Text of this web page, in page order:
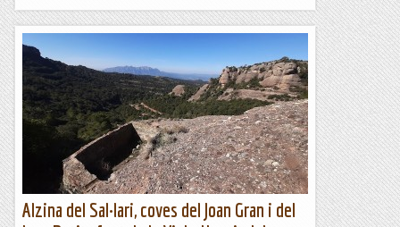
Alzina del Sal·lari, coves del Joan Gran i del